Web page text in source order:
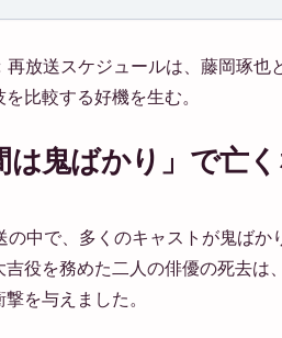
放送スケジュールは、藤岡琢也
比較する好機を生む。
は鬼ばかり」で亡
の中で、多くのキャストが鬼ばか
役を務めた二人の俳優の死去は
を与えました。